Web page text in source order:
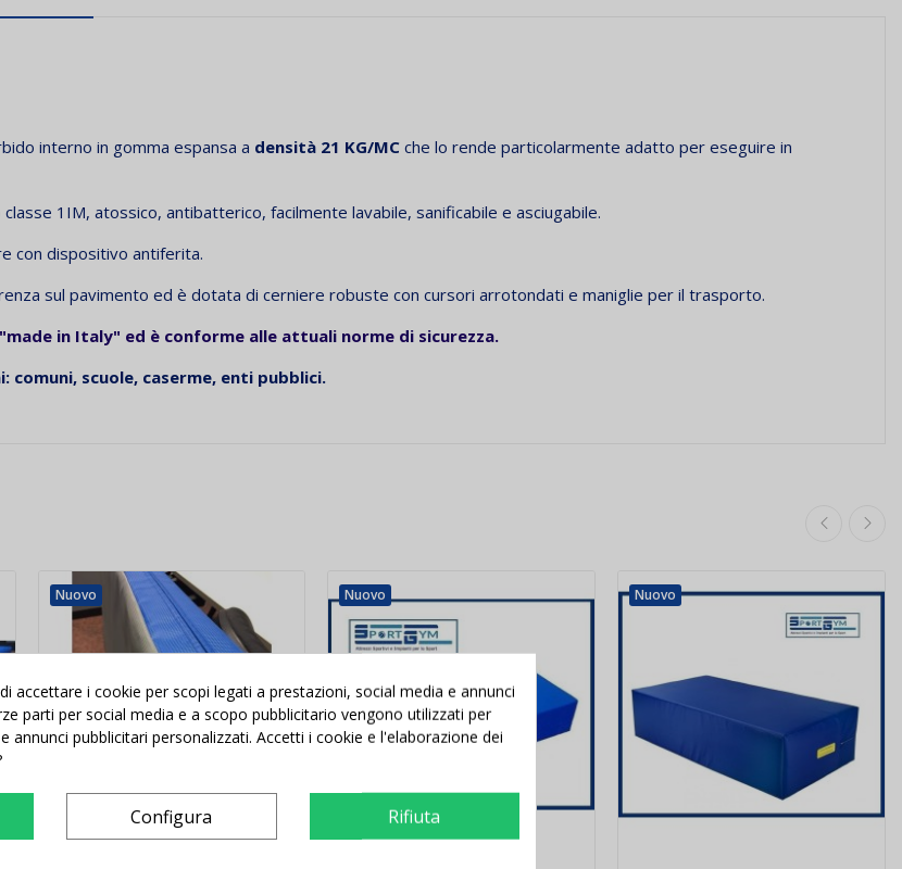
interno in gomma espansa a densità 21 KG/MC che lo rende particolarmente adatto per eseguire in
classe 1IM, atossico, antibatterico, facilmente lavabile, sanificabile e asciugabile.
con dispositivo antiferita.
sul pavimento ed è dotata di cerniere robuste con cursori arrotondati e maniglie per il trasporto.
in Italy" ed è conforme alle attuali norme di sicurezza.
scuole, caserme, enti pubblici.
Nuovo Nuovo Nuovo
accettare i cookie per scopi legati a prestazioni, social media e annunci
parti per social media e a scopo pubblicitario vengono utilizzati per
annunci pubblicitari personalizzati. Accetti i cookie e l'elaborazione dei
Configura Rifiuta